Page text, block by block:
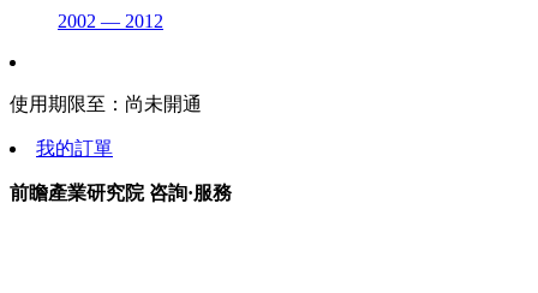
2002 — 2012
使用期限至： 尚未開通
我的訂單
前瞻產業研究院 咨詢·服務